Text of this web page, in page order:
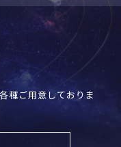
種ご用意しておりま